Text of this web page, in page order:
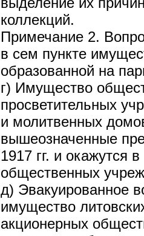
коллекций.
Примечание 2.
в сем пункте
образованной на
г) Имущество
просветительных
и молитвенных
вышеозначенные
1917 гг. и окажутся
общественных
д) Эвакуированное
имущество
акционерных